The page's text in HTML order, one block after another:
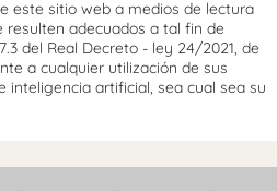
este sitio web a medios de lectura
adecuados a tal fin de
del Real Decreto - ley 24/2021, de
a cualquier utilización de sus
inteligencia artificial, sea cual sea su